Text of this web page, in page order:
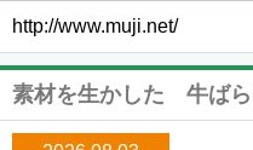
http://www.muji.net/
素材を生かした 牛ばら